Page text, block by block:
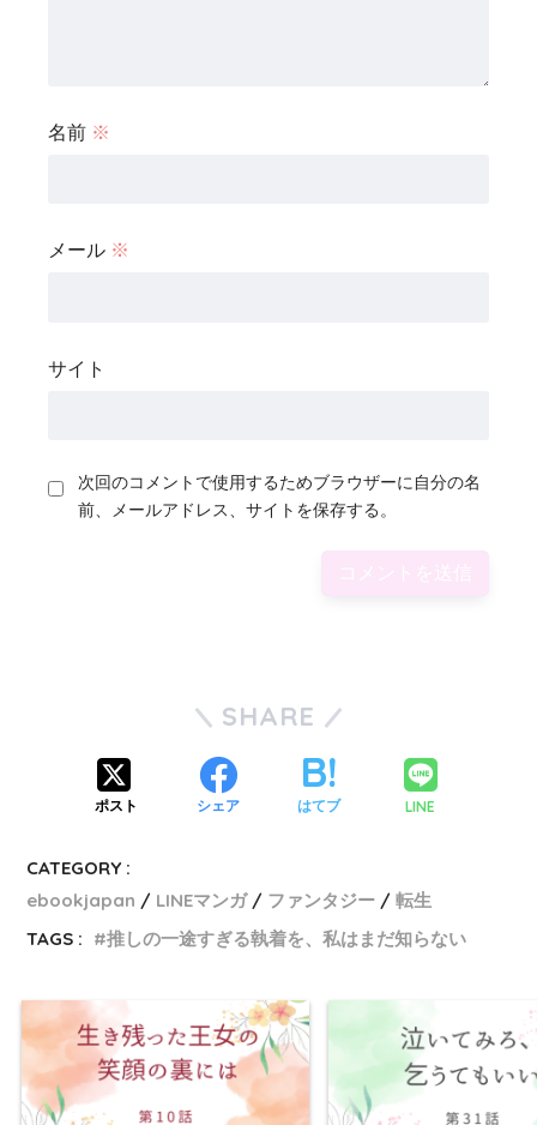
名前 ※
メール ※
サイト
次回のコメントで使用するためブラウザーに自分の名
前、メールアドレス、サイトを保存する。
SHARE
ポスト シェア はてブ LINE
CATEGORY :
ebookjapan
LINEマンガ ファンタジー
転生
TAGS :
推しの一途すぎる執着を、私はまだ知らない